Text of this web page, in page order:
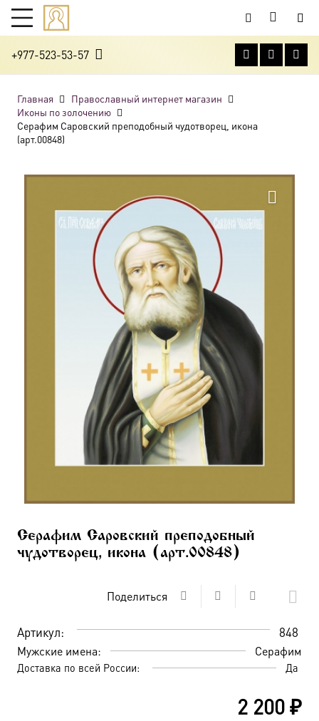
+977-523-53-57
Главная
Православный интернет магазин
Иконы по золочению
Серафим Саровский преподобный чудотворец, икона
(арт.00848)
Серафим Саровский преподобный
чудотворец, икона (арт.00848)
Поделиться
Артикул: 848
Мужские имена: Серафим
Доставка по всей России: Да
2 200₽